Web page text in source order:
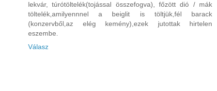
lekvár, túrótöltelék(tojással összefogva), főzött dió / mák
töltelék,amilyennnel a beiglit is töltjük,fél barack
(konzervből,az elég kemény),ezek jutottak hirtelen
eszembe.
Válasz